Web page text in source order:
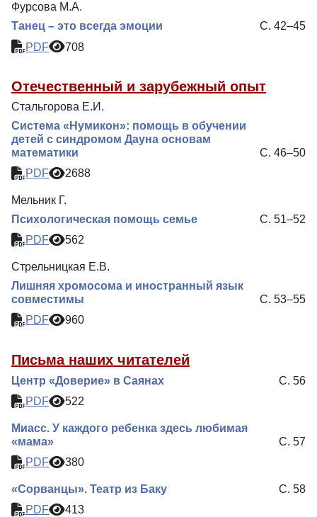
Фурсова М.А.
Танец – это всегда эмоции
С. 42–45
PDF
708
Отечественный и зарубежный опыт
Стальгорова Е.И.
Cистема «Нумикон»: помощь в обучении
детей с синдромом Дауна основам
математики
С. 46–50
PDF
2688
Мельник Г.
Психологическая помощь семье
С. 51–52
PDF
562
Стрельницкая Е.В.
Лишняя хромосома и иностранный язык
совместимы
С. 53–55
PDF
960
Письма наших читателей
Центр «Доверие» в Саянах
С. 56
PDF
522
Миасс. У каждого ребенка здесь любимая
«мама»
С. 57
PDF
380
«Сорванцы». Театр из Баку
С. 58
PDF
413